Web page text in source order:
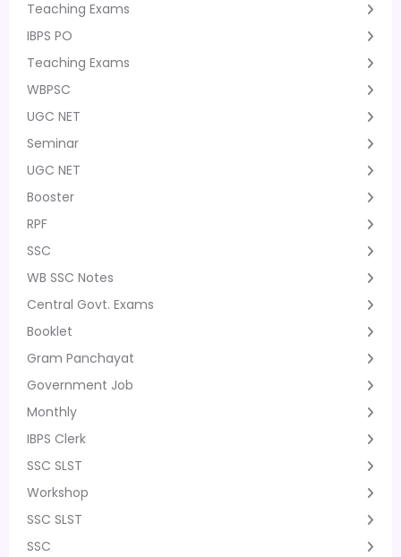
Teaching Exams
IBPS PO
Teaching Exams
WBPSC
UGC NET
Seminar
UGC NET
Booster
RPF
SSC
WB SSC Notes
Central Govt. Exams
Booklet
Gram Panchayat
Government Job
Monthly
IBPS Clerk
SSC SLST
Workshop
SSC SLST
SSC